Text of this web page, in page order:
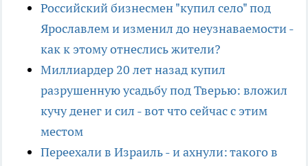
Российский бизнесмен "купил село" под
Ярославлем и изменил до неузнаваемости -
как к этому отнеслись жители?
Миллиардер 20 лет назад купил
разрушенную усадьбу под Тверью: вложил
кучу денег и сил - вот что сейчас с этим
местом
Переехали в Израиль - и ахнули: такого в